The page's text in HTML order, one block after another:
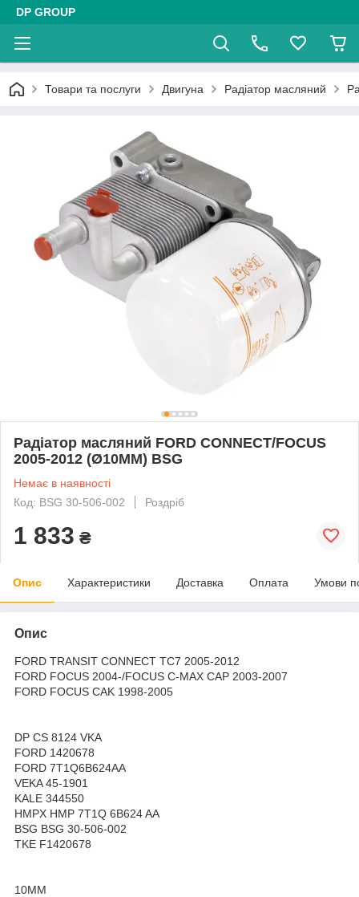
DP GROUP
Товари та послуги Двигуна Радіатор масляний
Радіатор масляний FORD CONNECT/FOCUS
2005-2012 (Ø10MM) BSG
Немає в наявності
Код: BSG 30-506-002
Роздріб
1 833 ₴
Опис Характеристики Доставка Оплата Умови
Опис
FORD TRANSIT CONNECT TC7 2005-2012
FORD FOCUS 2004-/FOCUS C-MAX CAP 2003-2007
FORD FOCUS CAK 1998-2005
DP CS 8124 VKA
FORD 1420678
FORD 7T1Q6B624AA
VEKA 45-1901
KALE 344550
HMPX HMP 7T1Q 6B624 AA
BSG BSG 30-506-002
TKE F1420678
10MM